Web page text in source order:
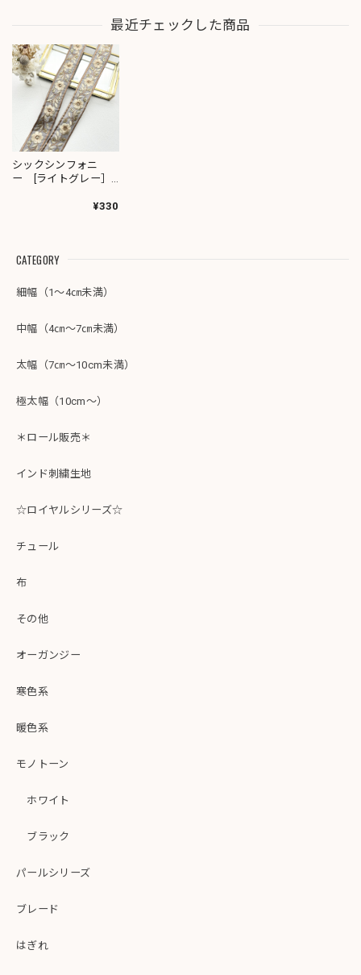
最近チェックした商品
シックシンフォニ
ー [ライトグレー］
¥330
CATEGORY
細幅（1～4㎝未満）
中幅（4㎝～7㎝未満）
太幅（7㎝～10cm未満）
極太幅（10cm～）
＊ロール販売＊
インド刺繍生地
☆ロイヤルシリーズ☆
チュール
布
その他
オーガンジー
寒色系
暖色系
モノトーン
ホワイト
ブラック
パールシリーズ
ブレード
はぎれ